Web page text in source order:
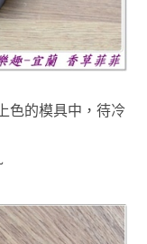
色的模具中，待冷